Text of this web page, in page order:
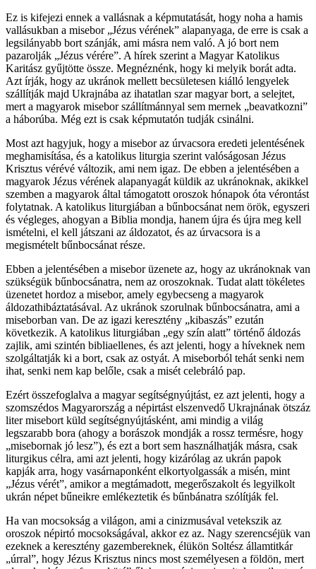
Ez is kifejezi ennek a vallásnak a képmutatását, hogy noha a hamis
vallásukban a misebor „Jézus vérének” alapanyaga, de erre is csak a
legsilányabb bort szánják, ami másra nem való. A jó bort nem
pazarolják „Jézus vérére”. A hírek szerint a Magyar Katolikus
Karitász gyűjtötte össze. Megnéznénk, hogy ki melyik borát adta.
Azt írják, hogy az ukránok mellett becsületesen kiálló lengyelek
szállítják majd Ukrajnába az ihatatlan szar magyar bort, a selejtet,
mert a magyarok misebor szállítmánnyal sem mernek „beavatkozni”
a háborúba. Még ezt is csak képmutatón tudják csinálni.
Most azt hagyjuk, hogy a misebor az úrvacsora eredeti jelentésének
meghamisítása, és a katolikus liturgia szerint valóságosan Jézus
Krisztus vérévé változik, ami nem igaz. De ebben a jelentésében a
magyarok Jézus vérének alapanyagát küldik az ukránoknak, akikkel
szemben a magyarok által támogatott oroszok hónapok óta vérontást
folytatnak. A katolikus liturgiában a bűnbocsánat nem örök, egyszeri
és végleges, ahogyan a Biblia mondja, hanem újra és újra meg kell
ismételni, el kell játszani az áldozatot, és az úrvacsora is a
megismételt bűnbocsánat része.
Ebben a jelentésében a misebor üzenete az, hogy az ukránoknak van
szükségük bűnbocsánatra, nem az oroszoknak. Tudat alatt tökéletes
üzenetet hordoz a misebor, amely egybecseng a magyarok
áldozathibáztatásával. Az ukránok szorulnak bűnbocsánatra, ami a
miseborban van. De az igazi keresztény „kibaszás” ezután
következik. A katolikus liturgiában „egy szín alatt” történő áldozás
zajlik, ami szintén bibliaellenes, és azt jelenti, hogy a híveknek nem
szolgáltatják ki a bort, csak az ostyát. A miseborból tehát senki nem
ihat, senki nem kap belőle, csak a misét celebráló pap.
Ezért összefoglalva a magyar segítségnyújtást, ez azt jelenti, hogy a
szomszédos Magyarország a népirtást elszenvedő Ukrajnának ötszáz
liter misebort küld segítségnyújtásként, ami mindig a világ
legszarabb bora (ahogy a borászok mondják a rossz termésre, hogy
„misebornak jó lesz”), és ezt a bort sem használhatják másra, csak
liturgikus célra, ami azt jelenti, hogy kizárólag az ukrán papok
kapják arra, hogy vasárnaponként elkortyolgassák a misén, mint
„Jézus vérét”, amikor a megtámadott, megerőszakolt és legyilkolt
ukrán népet bűneikre emlékeztetik és bűnbánatra szólítják fel.
Ha van mocsokság a világon, ami a cinizmusával vetekszik az
oroszok népirtó mocsokságával, akkor ez az. Nagy szerencséjük van
ezeknek a keresztény gazembereknek, élükön Soltész államtitkár
„úrral”, hogy Jézus Krisztus nincs most személyesen a földön, mert